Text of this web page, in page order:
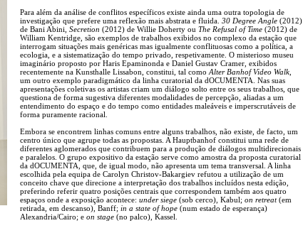
Para além da análise de conflitos específicos existe ainda uma outra topologia de
investigação que prefere uma reflexão mais abstrata e fluida. 30 Degree Angle (2012)
de Bani Abini, Secretion (2012) de Willie Doherty ou The Refusal of Time (2012) de
William Kentridge, são exemplos de trabalhos exibidos no complexo da estação que
interrogam situações mais genéricas mas igualmente conflituosas como a política, a
ecologia, e a sistematização do tempo privado, respetivamente. O misterioso museu
imaginário proposto por Haris Epaminonda e Daniel Gustav Cramer, exibidos
recentemente na Kunsthalle Lissabon, constitui, tal como Alter Banhof Video Walk
um outro exemplo paradigmático da linha curatorial da dOCUMENTA. Nas suas
apresentações coletivas os artistas criam um diálogo solto entre os seus trabalhos, que
questiona de forma sugestiva diferentes modalidades de percepção, aliadas a um
entendimento do espaço e do tempo como entidades maleáveis e imperscrutáveis de
forma puramente racional.
Embora se encontrem linhas comuns entre alguns trabalhos, não existe, de facto, um
centro único que agrupe todas as propostas. A Hauptbanhof constitui uma rede de
diferentes aglomerados que contribuem para a produção de diálogos multidirecionais
e paralelos. O grupo expositivo da estação serve como amostra da proposta curatorial
da dOCUMENTA, que, de igual modo, não apresenta um tema transversal. A linha
escolhida pela equipa de Carolyn Christov-Bakargiev refutou a utilização de um
conceito chave que direcione a interpretação dos trabalhos incluídos nesta edição,
preferindo referir quatro posições centrais que correspondem também aos quatro
espaços onde a exposição acontece: under siege (sob cerco), Kabul; on retreat(em
retirada, em descanso), Banff; in a state of hope (num estado de esperança)
Alexandria/Cairo; e on stage (no palco), Kassel.